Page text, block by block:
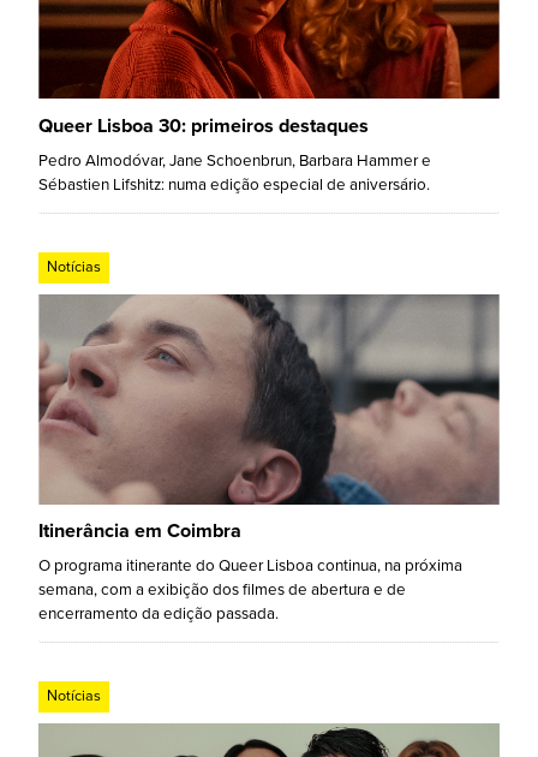
Queer Lisboa 30: primeiros destaques
Pedro Almodóvar, Jane Schoenbrun, Barbara Hammer e
Sébastien Lifshitz: numa edição especial de aniversário.
Notícias
Itinerância em Coimbra
O programa itinerante do Queer Lisboa continua, na próxima
semana, com a exibição dos filmes de abertura e de
encerramento da edição passada.
Notícias